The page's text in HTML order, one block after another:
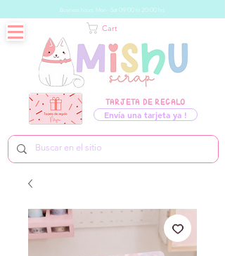
Business hours: Mon - Sat 09:00 to 20:00 hrs
TARJETA DE REGALO
Envía una tarjeta ya !
Cart